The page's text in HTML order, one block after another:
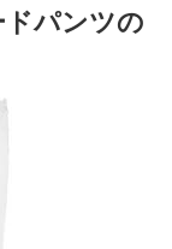
パンツの